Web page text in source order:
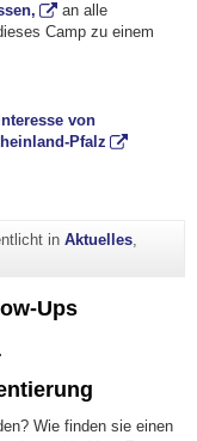
an alle
Camp zu einem
von
Pfalz
in Aktuelles,
Ups
Wie finden sie einen